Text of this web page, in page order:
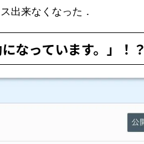
出来なくなった．
なっています。」！？